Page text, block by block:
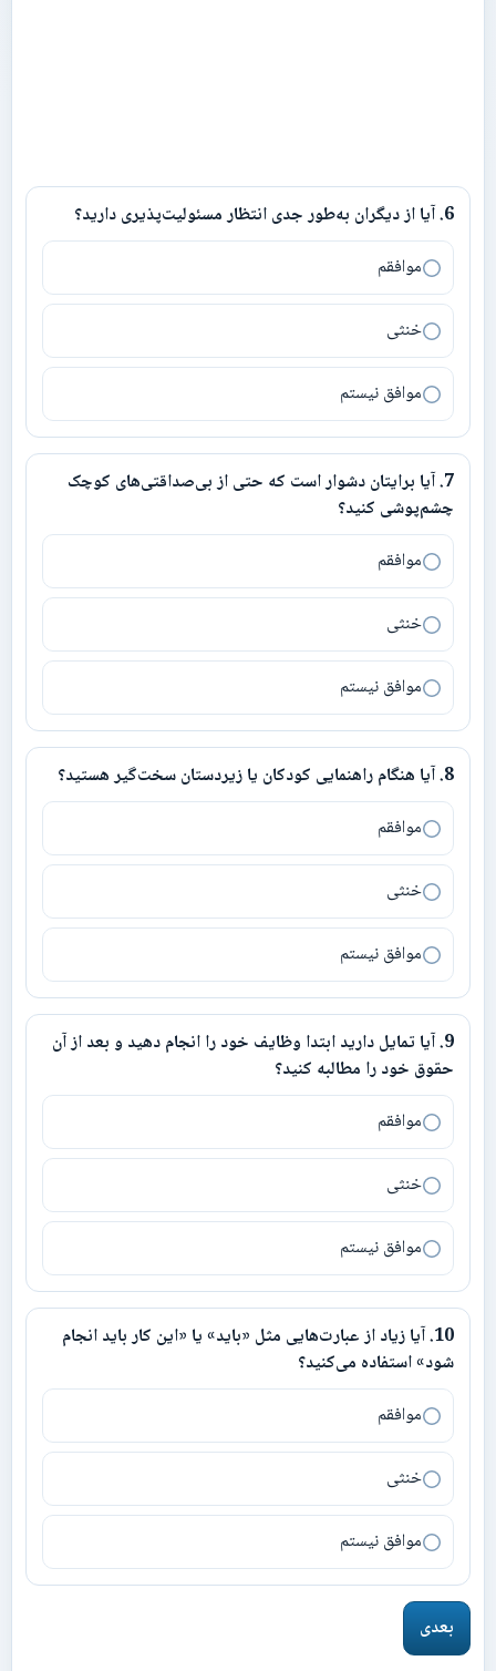
6
.آیا از دیگران به‌طور جدی انتظار مسئولیت‌پذیری دارید؟ 6
.آیا از دیگران به‌طور جدی انتظار مسئولیت‌پذیری دارید؟
موافقم
خنثی
موافق نیستم
7
.آیا برایتان دشوار است که حتی از بی‌صداقتی‌های کوچک چشم‌پوشی 7
.آیا برایتان دشوار است که حتی از بی‌صداقتی‌های کوچک
چشم‌پوشی کنید؟
موافقم
خنثی
موافق نیستم
8
.آیا هنگام راهنمایی کودکان یا زیردستان سخت‌گیر هستید؟ 8
.آیا هنگام راهنمایی کودکان یا زیردستان سخت‌گیر هستید؟
موافقم
خنثی
موافق نیستم
9
.آیا تمایل دارید ابتدا وظایف خود را انجام دهید و بعد از آن حقوق 9
.آیا تمایل دارید ابتدا وظایف خود را انجام دهید و بعد از آن
حقوق خود را مطالبه کنید؟
موافقم
خنثی
موافق نیستم
10
.آیا زیاد از عبارت‌هایی مثل «باید» یا «این کار باید انجام شود» 10
.آیا زیاد از عبارت‌هایی مثل «باید» یا «این کار باید انجام
شود» استفاده می‌کنید؟
موافقم
خنثی
موافق نیستم
بعدی